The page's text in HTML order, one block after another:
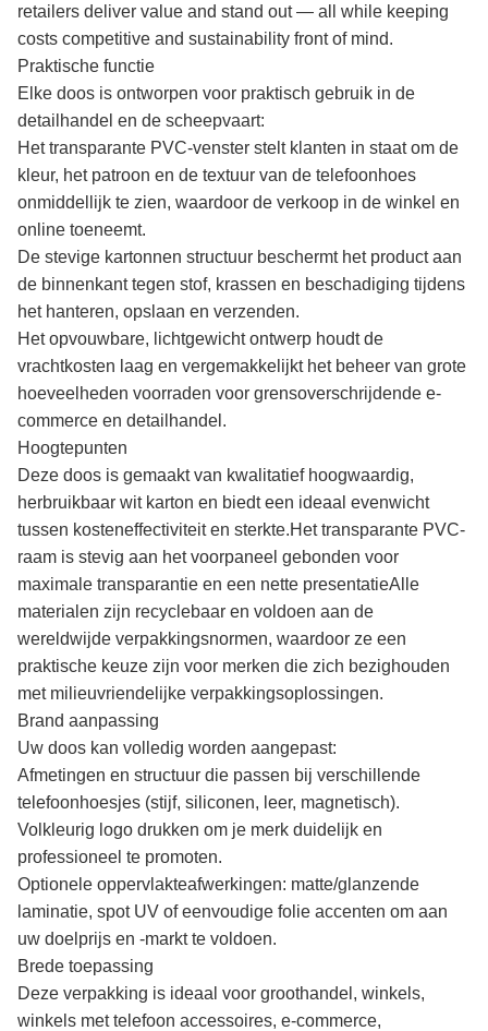
retailers deliver value and stand out — all while keeping
costs competitive and sustainability front of mind.
Praktische functie
Elke doos is ontworpen voor praktisch gebruik in de
detailhandel en de scheepvaart:
Het transparante PVC-venster stelt klanten in staat om de
kleur, het patroon en de textuur van de telefoonhoes
onmiddellijk te zien, waardoor de verkoop in de winkel en
online toeneemt.
De stevige kartonnen structuur beschermt het product aan
de binnenkant tegen stof, krassen en beschadiging tijdens
het hanteren, opslaan en verzenden.
Het opvouwbare, lichtgewicht ontwerp houdt de
vrachtkosten laag en vergemakkelijkt het beheer van grote
hoeveelheden voorraden voor grensoverschrijdende e-
commerce en detailhandel.
Hoogtepunten
Deze doos is gemaakt van kwalitatief hoogwaardig,
herbruikbaar wit karton en biedt een ideaal evenwicht
tussen kosteneffectiviteit en sterkte.Het transparante PVC-
raam is stevig aan het voorpaneel gebonden voor
maximale transparantie en een nette presentatieAlle
materialen zijn recyclebaar en voldoen aan de
wereldwijde verpakkingsnormen, waardoor ze een
praktische keuze zijn voor merken die zich bezighouden
met milieuvriendelijke verpakkingsoplossingen.
Brand aanpassing
Uw doos kan volledig worden aangepast:
Afmetingen en structuur die passen bij verschillende
telefoonhoesjes (stijf, siliconen, leer, magnetisch).
Volkleurig logo drukken om je merk duidelijk en
professioneel te promoten.
Optionele oppervlakteafwerkingen: matte/glanzende
laminatie, spot UV of eenvoudige folie accenten om aan
uw doelprijs en -markt te voldoen.
Brede toepassing
Deze verpakking is ideaal voor groothandel, winkels,
winkels met telefoon accessoires, e-commerce,